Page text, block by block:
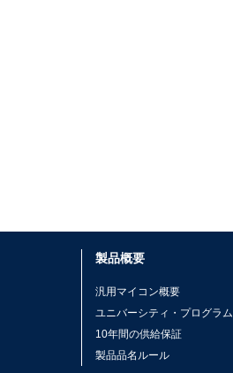
製品概要
汎用マイコン概要
ユニバーシティ・プログラム
10年間の供給保証
製品品名ルール